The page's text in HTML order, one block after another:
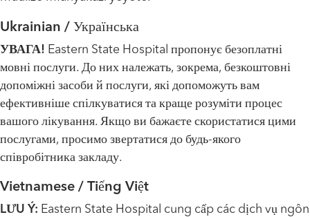
Ukrainian / Українська
УВАГА! Eastern State Hospital пропонує безоплатні
мовні послуги. До них належать, зокрема, безкоштовні
допоміжні засоби й послуги, які допоможуть вам
ефективніше спілкуватися та краще розуміти процес
вашого лікування. Якщо ви бажаєте скористатися цими
послугами, просимо звертатися до будь-якого
співробітника закладу.
Vietnamese / Tiếng Việt
LƯU Ý: Eastern State Hospital cung cấp các dịch vụ ngôn